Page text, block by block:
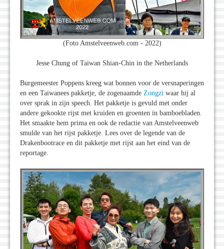
(Foto Amstelveenweb.com - 2022)
Jesse Chung of Taiwan Shian-Chin in the Netherlands
Burgemeester Poppens kreeg wat bonnen voor de versnaperingen
en een Taiwanees pakketje, de zogenaamde Zongzi waar hij al
over sprak in zijn speech. Het pakketje is gevuld met onder
andere gekookte rijst met kruiden en groenten in bamboebladen.
Het smaakte hem prima en ook de redactie van Amstelveenweb
smulde van het rijst pakketje. Lees over de legende van de
Drakenbootrace en dit pakketje met rijst aan het eind van de
reportage.